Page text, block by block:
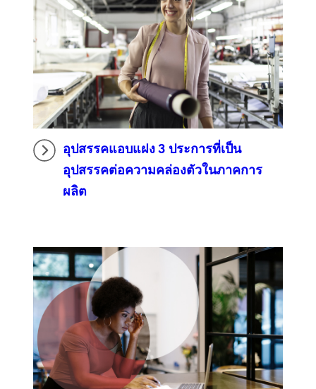
อุปสรรคแอบแฝง 3 ประการที่เป็น
อุปสรรคต่อความคล่องตัวในภาคการ
ผลิต